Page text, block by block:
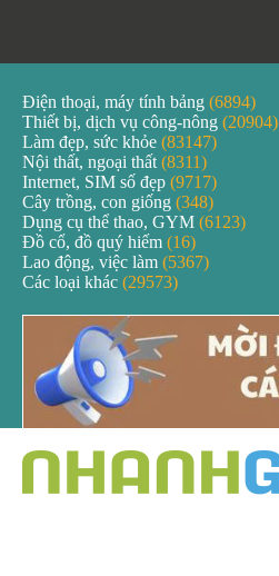
Điện thoại, máy tính bảng (6894)
Thiết bị, dịch vụ công-nông (20904)
Làm đẹp, sức khỏe (83147)
Nội thất, ngoại thất (8311)
Internet, SIM số đẹp (9717)
Cây trồng, con giống (348)
Dụng cụ thể thao, GYM (6123)
Đồ cổ, đồ quý hiếm (16)
Lao động, việc làm (5367)
Các loại khác (29573)